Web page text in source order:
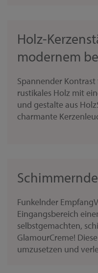
Holz-
modernem
Spannender
rustikales Holz mit
und gestalte aus
charmante
Funkelnder
Eingangsbereich
selbstgemachten,
GlamourCreme!
umzusetzen und